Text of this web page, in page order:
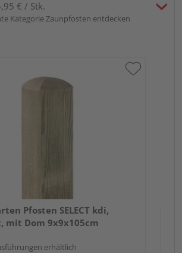
€ / Stk.
Kategorie Zaunpfosten entdecken
Pfosten SELECT kdi,
mit Dom 9x9x105cm
erhältlich